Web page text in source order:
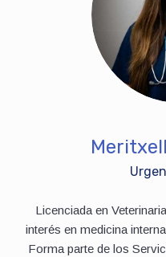
Licenciada en
interés en medicina
Forma parte de los